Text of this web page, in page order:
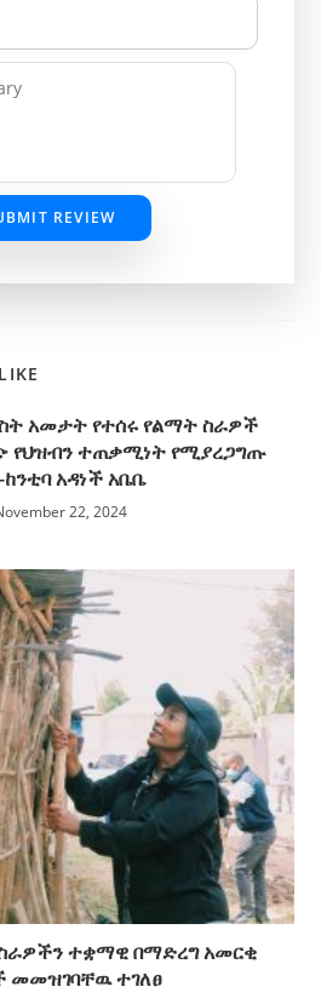
REVIEW
አመታት የተሰሩ የልማት ስራዎች
የህዝብን ተጠቃሚነት የሚያረጋግጡ
አዳነች አቤቤ
22, 2024
ተቋማዊ በማድረግ አመርቂ
ተገለፀ